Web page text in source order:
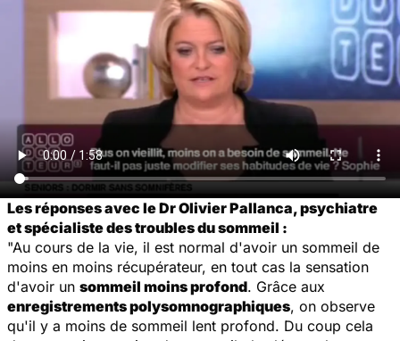
Les réponses avec le Dr Olivier Pallanca, psychiatre
et spécialiste des troubles du sommeil :
"Au cours de la vie, il est normal d'avoir un sommeil de
moins en moins récupérateur, en tout cas la sensation
d'avoir un sommeil moins profond. Grâce aux
enregistrements polysomnographiques, on observe
qu'il y a moins de sommeil lent profond. Du coup cela